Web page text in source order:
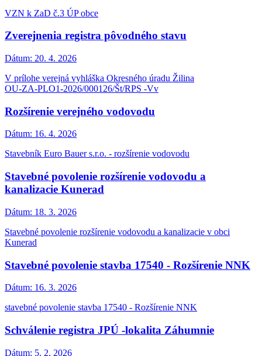
VZN k ZaD č.3 ÚP obce
Zverejnenia registra pôvodného stavu
Dátum: 20. 4. 2026
V prílohe verejná vyhláška Okresného úradu Žilina
OU-ZA-PLO1-2026/000126/Št/RPS -Vv
Rozšírenie verejného vodovodu
Dátum: 16. 4. 2026
Stavebník Euro Bauer s.r.o. - rozšírenie vodovodu
Stavebné povolenie rozšírenie vodovodu a
kanalizacie Kunerad
Dátum: 18. 3. 2026
Stavebné povolenie rozšírenie vodovodu a kanalizacie v obci
Kunerad
Stavebné povolenie stavba 17540 - Rozšírenie NNK
Dátum: 16. 3. 2026
stavebné povolenie stavba 17540 - Rozšírenie NNK
Schválenie registra JPÚ -lokalita Záhumnie
Dátum: 5. 2. 2026